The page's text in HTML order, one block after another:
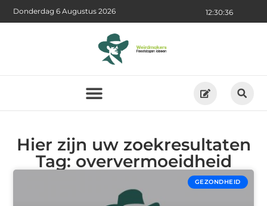
12:30:36
Donderdag 6 Augustus 2026
Hier zijn uw zoekresultaten
Tag: oververmoeidheid
GEZONDHEID